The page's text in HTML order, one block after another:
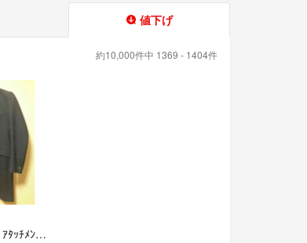
値下げ
約10,000件中 1369 - 1404件
ATTACHMENT ｱﾀｯﾁﾒﾝﾄ ﾁｪｽﾀｰ ｺｰﾄ 中田1 ﾈｲﾋﾞｰ